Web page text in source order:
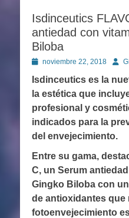
Isdinceutics
antiedad con
Biloba
Publicado
noviembre 22, 2018 Autor
Isdinceutics es la
la estética que
profesional y
indicados para la
del envejecimiento.
Entre su gama,
C, un Serum
Gingko Biloba con
de antioxidantes que
fotoenvejecimiento